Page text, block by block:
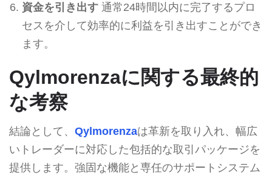
資金を引き出す通常24時間以内に完了するプロ
セスを介して効率的に利益を引き出すことができ
ます。
Qylmorenzaに関する最終的
な考察
結論として、 Qylmorenzaは革新を取り入れ、幅広
いトレーダーに対応した包括的な取引パッケージを
提供します。強固な機能と専任のサポートシステム